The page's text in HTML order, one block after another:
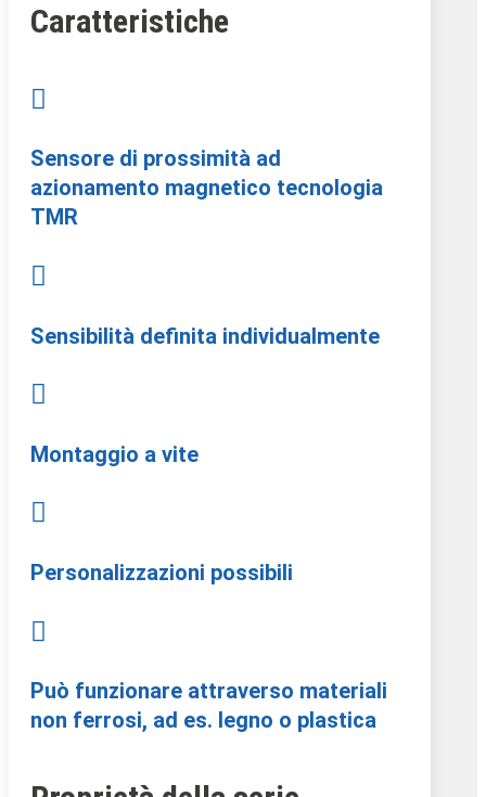
Caratteristiche

Sensore di prossimità ad
azionamento magnetico tecnologia
TMR

Sensibilità definita individualmente

Montaggio a vite

Personalizzazioni possibili

Può funzionare attraverso materiali
non ferrosi, ad es. legno o plastica